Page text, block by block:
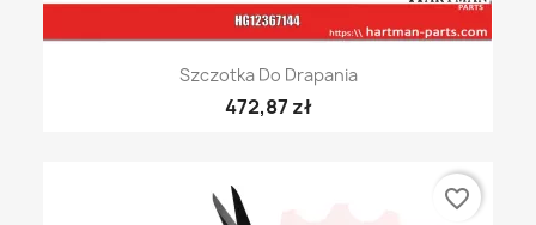
Szczotka Do Drapania
472,87 zł
favorite_border